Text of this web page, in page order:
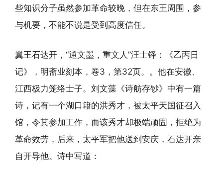
些知识分子虽然参加革命较晚，但在东王周围，参
与机要，不能不说是受到高度信任。
翼王石达开，“通文墨，重文人”汪士铎：《乙丙日
记》，明斋业刻本，卷3，第32页。。他在安徽、
江西极力笼络士子。刘文藻《诗舫存钞》中有一篇
诗，记有一个湖口籍的洪秀才，被太平天国征召入
馆，令其参加工作，而该秀才却极端顽固，拒绝为
革命效劳，后来，太平军把他送到安庆，石达开亲
自开导他。诗中写道：